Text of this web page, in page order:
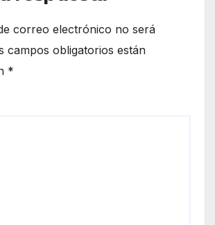
correo electrónico no será
campos obligatorios están
*